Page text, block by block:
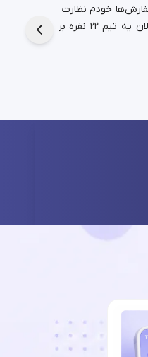
خودم نظارت داشتم،
اما با استقبال مشتری‌ها، الان یه تیم ۲۲ نفره برای این